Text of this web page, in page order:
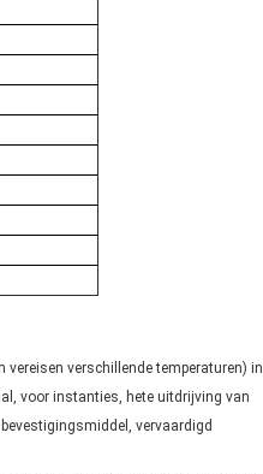
vereisen verschillende temperaturen) in
voor instanties, hete uitdrijving van
vervaardigd